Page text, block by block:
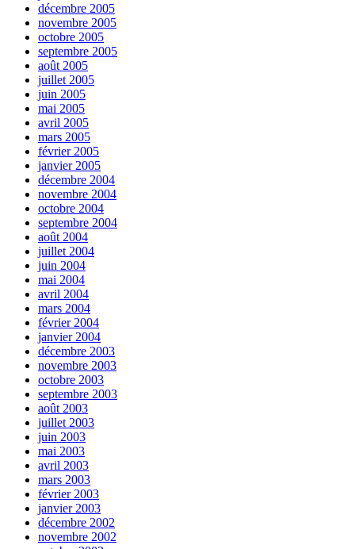
décembre 2005
novembre 2005
octobre 2005
septembre 2005
août 2005
juillet 2005
juin 2005
mai 2005
avril 2005
mars 2005
février 2005
janvier 2005
décembre 2004
novembre 2004
octobre 2004
septembre 2004
août 2004
juillet 2004
juin 2004
mai 2004
avril 2004
mars 2004
février 2004
janvier 2004
décembre 2003
novembre 2003
octobre 2003
septembre 2003
août 2003
juillet 2003
juin 2003
mai 2003
avril 2003
mars 2003
février 2003
janvier 2003
décembre 2002
novembre 2002